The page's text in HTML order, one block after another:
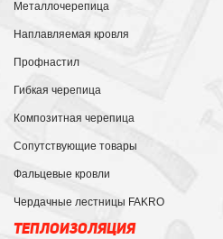
Металлочерепица
Наплавляемая кровля
Профнастил
Гибкая черепица
Композитная черепица
Сопутствующие товары
Фальцевые кровли
Чердачные лестницы FAKRO
ТЕПЛОИЗОЛЯЦИЯ